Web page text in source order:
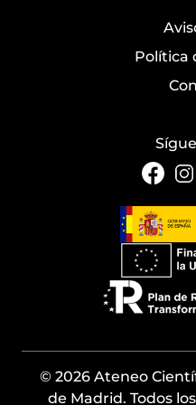
Política
© 2026 Ateneo
de Madrid. Todos